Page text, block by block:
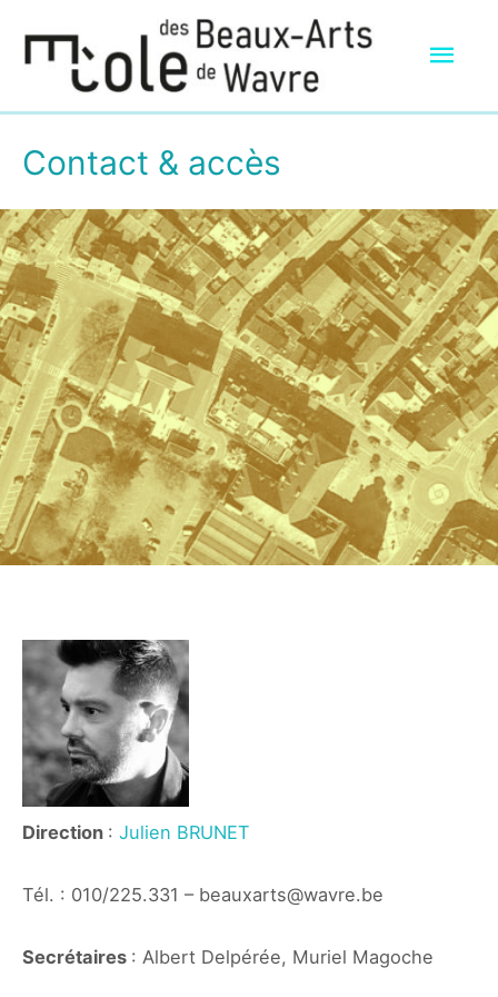
Contact & accès
Direction : Julien BRUNET
Tél. : 010/225.331 – beauxarts@wavre.be
Secrétaires : Albert Delpérée, Muriel Magoche